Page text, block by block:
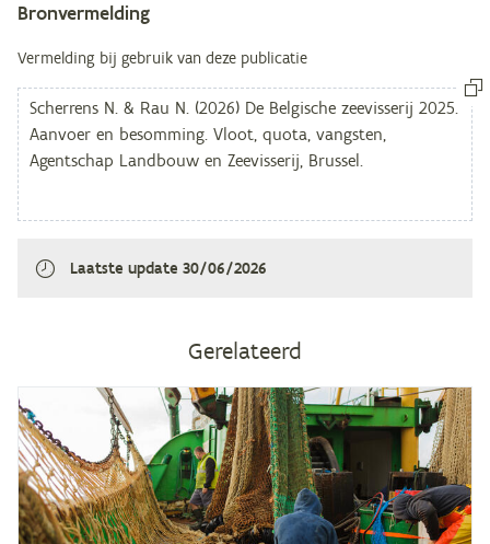
Metagegevens
Bronvermelding
Vermelding bij gebruik van deze publicatie
Laatste update 30/06/2026
Gerelateerd